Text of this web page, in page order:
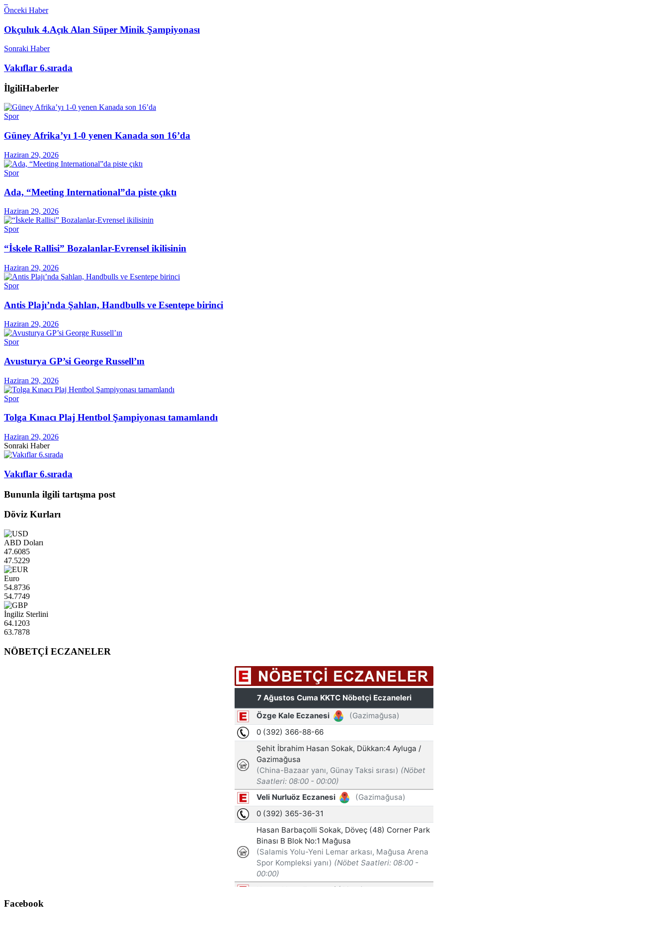
Önceki Haber
Okçuluk 4.Açık Alan Süper Minik Şampiyonası
Sonraki Haber
Vakıflar 6.sırada
İlgiliHaberler
Spor
Güney Afrika’yı 1-0 yenen Kanada son 16’da
Haziran 29, 2026
Spor
Ada, “Meeting International”da piste çıktı
Haziran 29, 2026
Spor
“İskele Rallisi” Bozalanlar-Evrensel ikilisinin
Haziran 29, 2026
Spor
Antis Plajı’nda Şahlan, Handbulls ve Esentepe birinci
Haziran 29, 2026
Spor
Avusturya GP’si George Russell’ın
Haziran 29, 2026
Spor
Tolga Kınacı Plaj Hentbol Şampiyonası tamamlandı
Haziran 29, 2026
Sonraki Haber
Vakıflar 6.sırada
Bununla ilgili tartışma post
Döviz Kurları
ABD Doları
47.6085
47.5229
Euro
54.8736
54.7749
İngiliz Sterlini
64.1203
63.7878
NÖBETÇİ ECZANELER
Facebook